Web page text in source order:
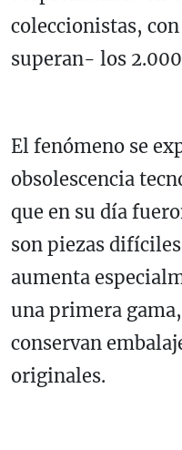
coleccionistas,
superan- los
El fenómeno se
obsolescencia
que en su día
son piezas
aumenta
una primera
conservan
originales.